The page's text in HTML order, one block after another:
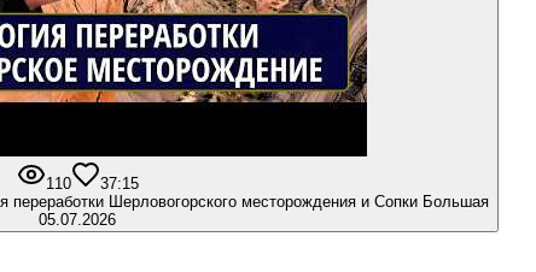
110 37:15
переработки Шерловогорского месторождения и Сопки Большая
05.07.2026